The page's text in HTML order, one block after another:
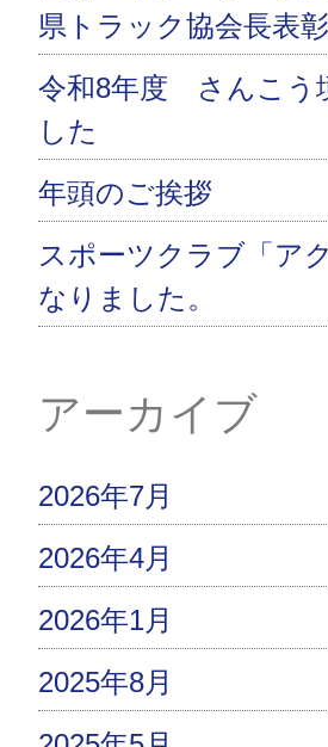
県トラック協会長表
令和8年度 さんこう
した
年頭のご挨拶
スポーツクラブ「ア
なりました。
アーカイブ
2026年7月
2026年4月
2026年1月
2025年8月